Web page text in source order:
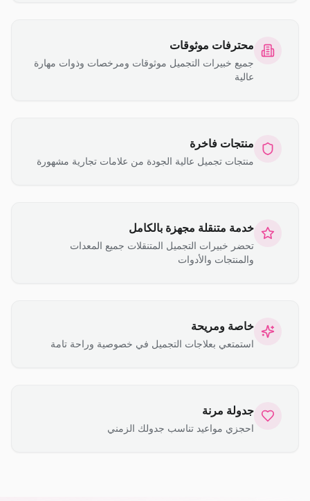
محترفات موثوقات
جميع خبيرات التجميل موثوقات ومرخصات وذوات مهارة
عالية
منتجات فاخرة
منتجات تجميل عالية الجودة من علامات تجارية مشهورة
خدمة متنقلة مجهزة بالكامل
تحضر خبيرات التجميل المتنقلات جميع المعدات
والمنتجات والأدوات
خاصة ومريحة
استمتعي بعلاجات التجميل في خصوصية وراحة تامة
جدولة مرنة
احجزي مواعيد تناسب جدولك الزمني